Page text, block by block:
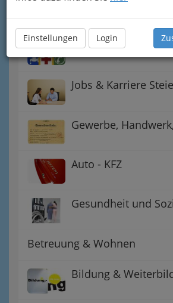
Einstellungen Login
Gutscheine
Notdienste für
Jobs & Karriere
Gewerbe,
Auto - KFZ
Gesundheit und
Betreuung & Wohnen
Bildung &